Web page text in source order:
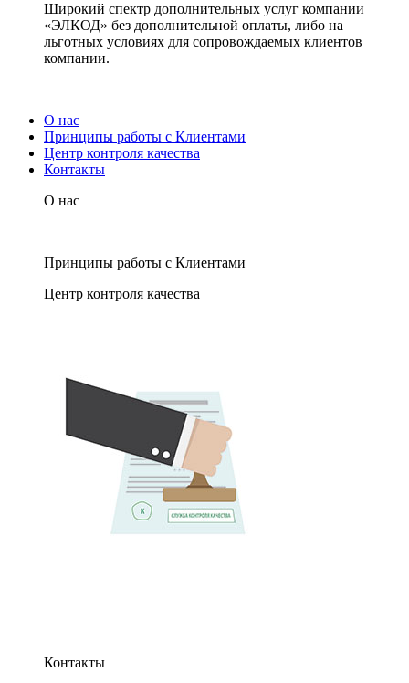
Широкий спектр дополнительных услуг компании
«ЭЛКОД» без дополнительной оплаты, либо на
льготных условиях для сопровождаемых клиентов
компании.
О нас
Принципы работы с Клиентами
Центр контроля качества
Контакты
О нас
Принципы работы с Клиентами
Центр контроля качества
Контакты